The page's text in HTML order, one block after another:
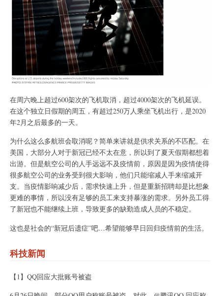
在周六晚上超过600架次的飞机取消，超过4000架次的飞机延误。
在这个独立日假期的周五，有超过250万人乘坐飞机出行，是2020
年2月之后最多的一天。
为什么这么多航班会取消呢？简单来讲就是供求关系的不匹配。在
美国，大部分人对于新冠已经不太在意，所以到了夏天假期都想着
出游。但是航空公司的人手远远不及疫情前，原因是因为疫情使得
很多航空公司的业务受到很大影响，他们只能缩减人手来缩减开
支。当疫情影响减少后，需求快速上升，但是重新招聘却是比想象
更难的事情，所以没有足够的员工来支持暴涨的需求。另外员工得
了新冠也不能继续上班，导致更多的缺勤造成人员的不稳定。
这也是社会的“新冠后遗症”吧…希望能够早日回归疫情前的生活。
科技新闻
【1】QQ回应大批账号被盗